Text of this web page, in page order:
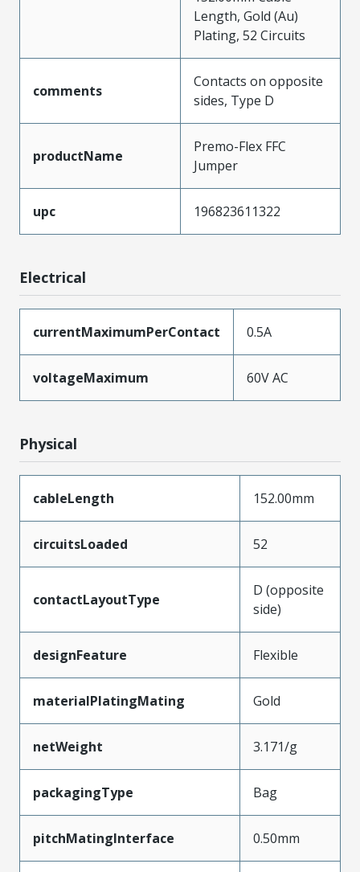
Length, Gold (Au)
Plating, 52 Circuits
comments
Contacts on opposite
sides, Type D
productName
Premo-Flex FFC
Jumper
upc 196823611322
Electrical
currentMaximumPerContact 0.5A
voltageMaximum 60V AC
Physical
cableLength 152.00mm
circuitsLoaded 52
contactLayoutType
D (opposite
side)
designFeature Flexible
materialPlatingMating Gold
netWeight 3.171/g
packagingType Bag
pitchMatingInterface 0.50mm